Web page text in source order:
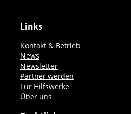
Links
Kontakt & Betrieb
News
Newsletter
Partner werden
Für Hilfswerke
Über uns